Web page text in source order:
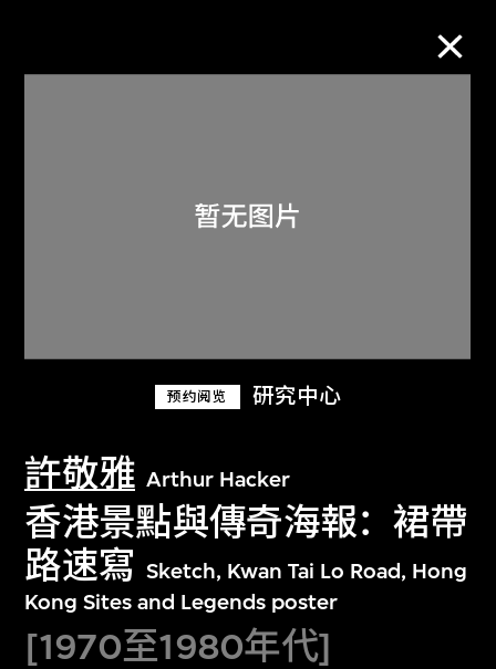
预约阅览 研究中心
許敬雅 Arthur Hacker
香港景點與傳奇海報：裙帶
路速寫 Sketch, Kwan Tai Lo Road, Hong
Kong Sites and Legends poster
[1970至1980年代]
关于M+藏品
探索世界顶级的二十及二十一世纪视觉
文化藏品。